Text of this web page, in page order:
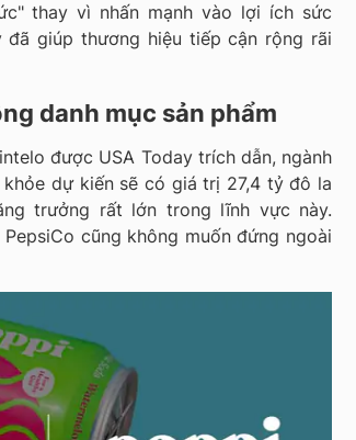
thay vì nhấn mạnh vào lợi ích sức
giúp thương hiệu tiếp cận rộng rãi
danh mục sản phẩm
được USA Today trích dẫn, ngành
dự kiến sẽ có giá trị 27,4 tỷ đô la
trưởng rất lớn trong lĩnh vực này.
cũng không muốn đứng ngoài